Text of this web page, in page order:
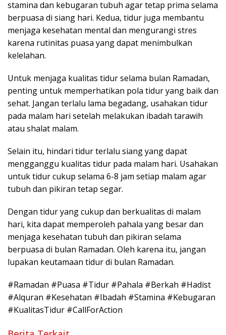
stamina dan kebugaran tubuh agar tetap prima selama
berpuasa di siang hari. Kedua, tidur juga membantu
menjaga kesehatan mental dan mengurangi stres
karena rutinitas puasa yang dapat menimbulkan
kelelahan.
Untuk menjaga kualitas tidur selama bulan Ramadan,
penting untuk memperhatikan pola tidur yang baik dan
sehat. Jangan terlalu lama begadang, usahakan tidur
pada malam hari setelah melakukan ibadah tarawih
atau shalat malam.
Selain itu, hindari tidur terlalu siang yang dapat
mengganggu kualitas tidur pada malam hari. Usahakan
untuk tidur cukup selama 6-8 jam setiap malam agar
tubuh dan pikiran tetap segar.
Dengan tidur yang cukup dan berkualitas di malam
hari, kita dapat memperoleh pahala yang besar dan
menjaga kesehatan tubuh dan pikiran selama
berpuasa di bulan Ramadan. Oleh karena itu, jangan
lupakan keutamaan tidur di bulan Ramadan.
#Ramadan #Puasa #Tidur #Pahala #Berkah #Hadist
#Alquran #Kesehatan #Ibadah #Stamina #Kebugaran
#KualitasTidur #CallForAction